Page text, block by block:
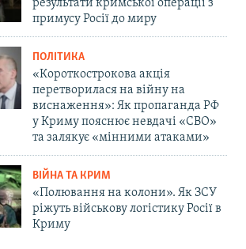
результати кримської операції з
примусу Росії до миру
ПОЛІТИКА
«Короткострокова акція
перетворилася на війну на
виснаження»: Як пропаганда РФ
у Криму пояснює невдачі «СВО»
та залякує «мінними атаками»
ВІЙНА ТА КРИМ
«Полювання на колони». Як ЗСУ
ріжуть військову логістику Росії в
Криму